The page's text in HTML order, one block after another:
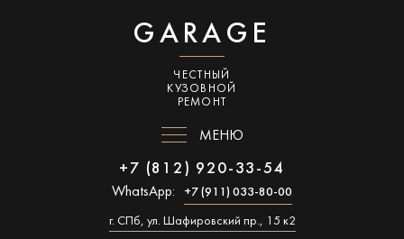
GARAGE
ЧЕСТНЫЙ
КУЗОВНОЙ
РЕМОНТ
МЕНЮ
+7 (812) 920-33-54
WhatsApp: +7 (911) 033-80-00
г. СПб, ул. Шафировский пр., 15 к2